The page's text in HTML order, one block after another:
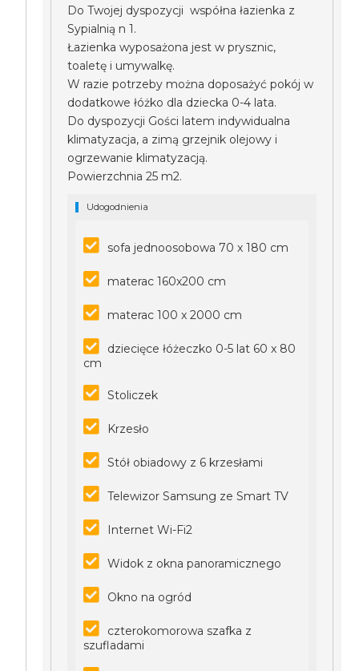
Do Twojej dyspozycji współna łazienka z
Sypialnią n 1.
Łazienka wyposażona jest w prysznic,
toaletę i umywalkę.
W razie potrzeby można doposażyć pokój w
dodatkowe łóżko dla dziecka 0-4 lata.
Do dyspozycji Gości latem indywidualna
klimatyzacja, a zimą grzejnik olejowy i
ogrzewanie klimatyzacją.
Powierzchnia 25 m2.
Udogodnienia
sofa jednoosobowa 70 x 180 cm
materac 160x200 cm
materac 100 x 2000 cm
dziecięce łóżeczko 0-5 lat 60 x 80
cm
Stoliczek
Krzesło
Stół obiadowy z 6 krzesłami
Telewizor Samsung ze Smart TV
Internet Wi-Fi2
Widok z okna panoramicznego
Okno na ogród
czterokomorowa szafka z
szufladami